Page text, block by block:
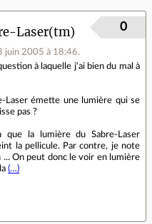
Laser(tm)
juin 2005 à 18:46.
0
à laquelle j'ai bien du mal à
Laser émette une lumière qui se
pas ?
que la lumière du Sabre-Laser
la pellicule. Par contre, je note
On peut donc le voir en lumière
(…)